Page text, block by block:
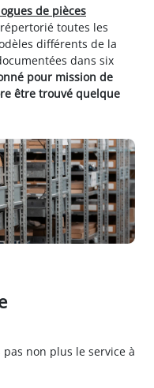
de pièces
toutes les
différents de la
dans six
pour mission de
être trouvé quelque
non plus le service à